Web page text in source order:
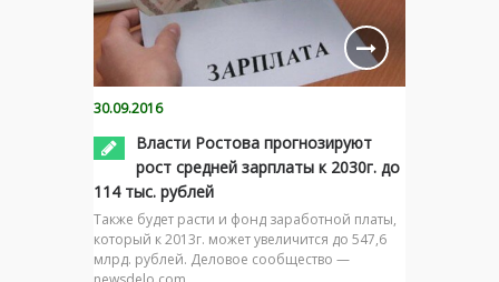
30.09.2016
Власти Ростова прогнозируют
рост средней зарплаты к 2030г. до
114 тыс. рублей
Также будет расти и фонд заработной платы,
который к 2013г. может увеличится до 547,6
млрд. рублей. Деловое сообщество —